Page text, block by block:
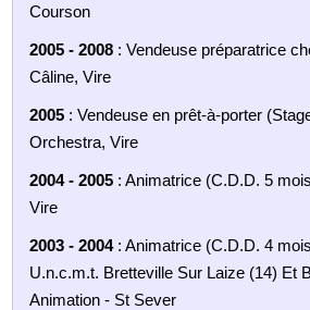
Courson
2005 - 2008 : Vendeuse préparatrice
Câline, Vire
2005 : Vendeuse en prêt-à-porter
Orchestra, Vire
2004 - 2005 : Animatrice (C.D.D. 5
Vire
2003 - 2004: Animatrice (C.D.D. 4
U.n.c.m.t. Bretteville Sur Laize (14) Et
Animation - St Sever